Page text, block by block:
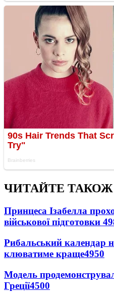
ЧИТАЙТЕ ТАКОЖ
Принцеса Ізабелла
військової підготовки
Рибальський календар
клюватиме краще4950
Модель
Греції4500